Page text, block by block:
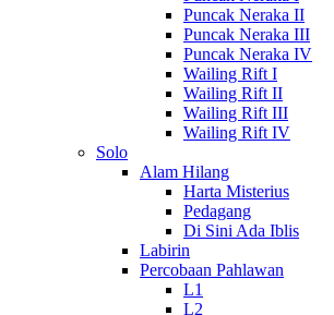
Puncak Neraka II
Puncak Neraka III
Puncak Neraka IV
Wailing Rift I
Wailing Rift II
Wailing Rift III
Wailing Rift IV
Solo
Alam Hilang
Harta Misterius
Pedagang
Di Sini Ada Iblis
Labirin
Percobaan Pahlawan
L1
L2